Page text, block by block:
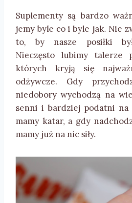
Suplementy są bardzo
jemy byle co i byle jak. Nie
to, by nasze posiłki
Nieczęsto lubimy talerze
których kryją się
odżywcze. Gdy
niedobory wychodzą na
senni i bardziej podatni na
mamy katar, a gdy
mamy już na nic siły.